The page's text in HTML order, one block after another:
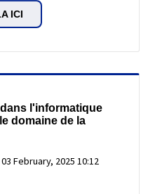
ICI
l'informatique
domaine de la
03 February, 2025 10:12